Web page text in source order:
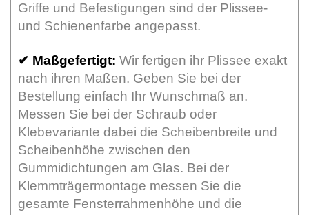
Griffe und Befestigungen sind der Plissee-
und Schienenfarbe angepasst.
✔ Maßgefertigt: Wir fertigen ihr Plissee exakt
nach ihren Maßen. Geben Sie bei der
Bestellung einfach Ihr Wunschmaß an.
Messen Sie bei der Schraub oder
Klebevariante dabei die Scheibenbreite und
Scheibenhöhe zwischen den
Gummidichtungen am Glas. Bei der
Klemmträgermontage messen Sie die
gesamte Fensterrahmenhöhe und die